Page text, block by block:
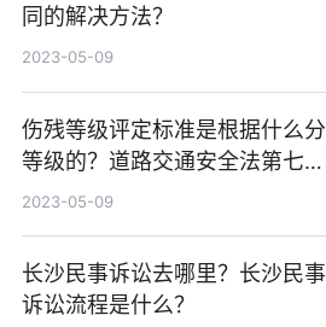
同的解决方法？
2023-05-09
伤残等级评定标准是根据什么分
等级的？道路交通安全法第七十
二条内容
2023-05-09
长沙民事诉讼去哪里？长沙民事
诉讼流程是什么？